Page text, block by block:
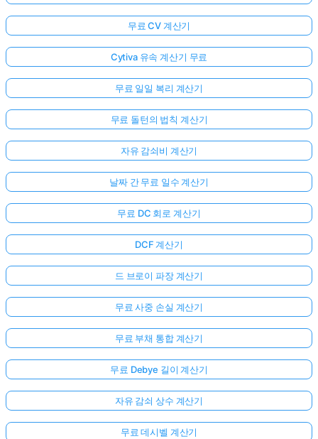
무료 CV 계산기
Cytiva 유속 계산기 무료
무료 일일 복리 계산기
무료 돌턴의 법칙 계산기
자유 감쇠비 계산기
날짜 간 무료 일수 계산기
무료 DC 회로 계산기
DCF 계산기
드 브로이 파장 계산기
무료 사중 손실 계산기
무료 부채 통합 계산기
무료 Debye 길이 계산기
자유 감쇠 상수 계산기
무료 데시벨 계산기